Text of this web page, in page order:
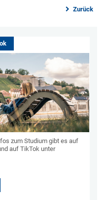
Zurück
zum Studium gibt es auf
auf TikTok unter